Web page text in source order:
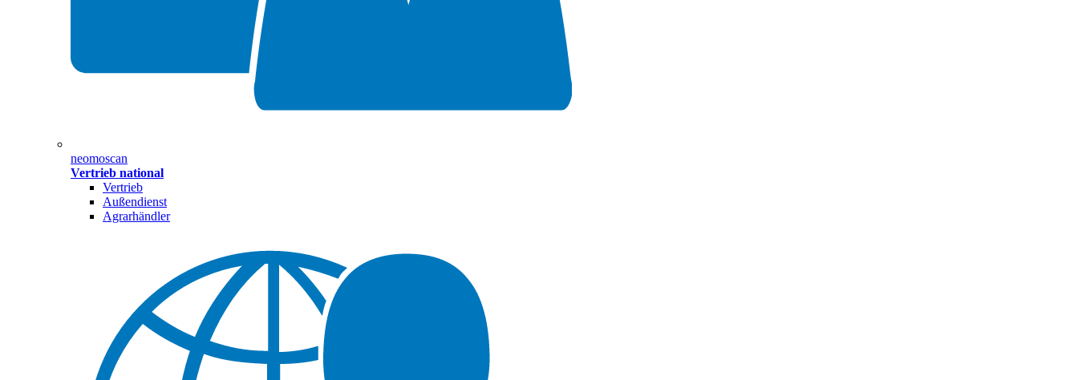
neomoscan
Vertrieb national
Vertrieb
Außendienst
Agrarhändler